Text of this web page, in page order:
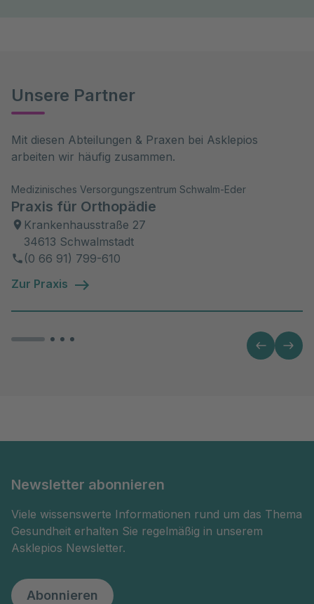
Unsere Partner
Mit diesen Abteilungen & Praxen bei Asklepios
arbeiten wir häufig zusammen.
Medizinisches Versorgungszentrum Schwalm-Eder
Praxis für Orthopädie
Krankenhausstraße 27
34613 Schwalmstadt
(0 66 91) 799-610
Zur Praxis
Newsletter abonnieren
Viele wissenswerte Informationen rund um das Thema
Gesundheit erhalten Sie regelmäßig in unserem
Asklepios Newsletter.
Abonnieren